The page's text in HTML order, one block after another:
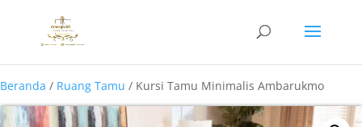
Beranda / Ruang Tamu / Kursi Tamu Minimalis Ambarukmo